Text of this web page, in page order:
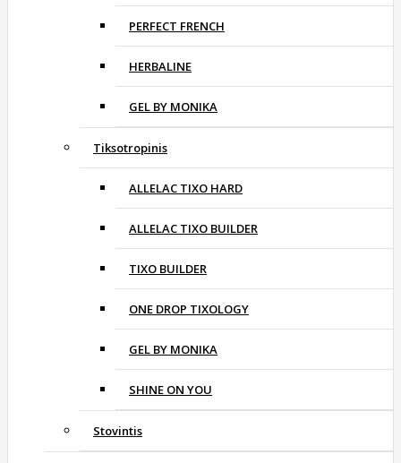
PERFECT FRENCH
HERBALINE
GEL BY MONIKA
Tiksotropinis
ALLELAC TIXO HARD
ALLELAC TIXO BUILDER
TIXO BUILDER
ONE DROP TIXOLOGY
GEL BY MONIKA
SHINE ON YOU
Stovintis